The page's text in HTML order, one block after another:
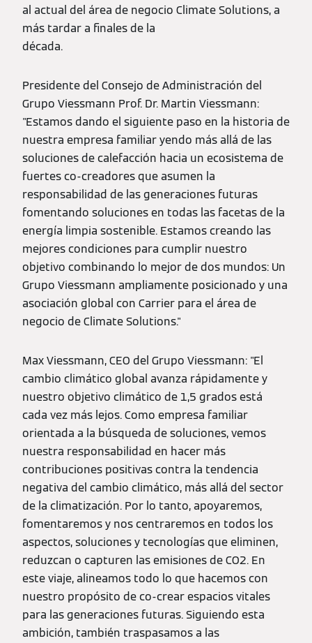
al actual del área de negocio Climate Solutions, a
más tardar a finales de la
década.
Presidente del Consejo de Administración del
Grupo Viessmann Prof. Dr. Martin Viessmann:
"Estamos dando el siguiente paso en la historia de
nuestra empresa familiar yendo más allá de las
soluciones de calefacción hacia un ecosistema de
fuertes co-creadores que asumen la
responsabilidad de las generaciones futuras
fomentando soluciones en todas las facetas de la
energía limpia sostenible. Estamos creando las
mejores condiciones para cumplir nuestro
objetivo combinando lo mejor de dos mundos: Un
Grupo Viessmann ampliamente posicionado y una
asociación global con Carrier para el área de
negocio de Climate Solutions."
Max Viessmann, CEO del Grupo Viessmann: "El
cambio climático global avanza rápidamente y
nuestro objetivo climático de 1,5 grados está
cada vez más lejos. Como empresa familiar
orientada a la búsqueda de soluciones, vemos
nuestra responsabilidad en hacer más
contribuciones positivas contra la tendencia
negativa del cambio climático, más allá del sector
de la climatización. Por lo tanto, apoyaremos,
fomentaremos y nos centraremos en todos los
aspectos, soluciones y tecnologías que eliminen,
reduzcan o capturen las emisiones de CO2. En
este viaje, alineamos todo lo que hacemos con
nuestro propósito de co-crear espacios vitales
para las generaciones futuras. Siguiendo esta
ambición, también traspasamos a las